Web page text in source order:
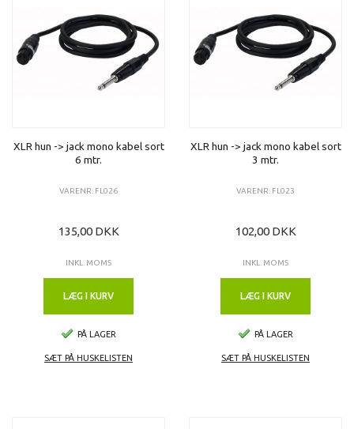
XLR hun -> jack mono kabel sort
6 mtr.
VARENR: FL026
135,00 DKK
INKL. MOMS
LÆG I KURV
PÅ LAGER
SÆT PÅ HUSKELISTEN
XLR hun -> jack mono kabel sort
3 mtr.
VARENR: FL023
102,00 DKK
INKL. MOMS
LÆG I KURV
PÅ LAGER
SÆT PÅ HUSKELISTEN